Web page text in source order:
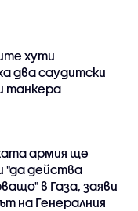
хути
два саудитски
танкера
армия ще
"да действа
в Газа, заяви
на Генералния